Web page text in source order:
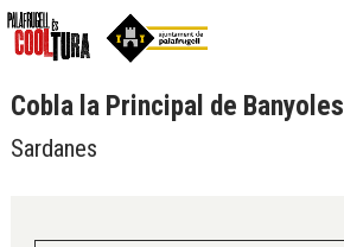
Cobla la Principal de Banyoles
Sardanes